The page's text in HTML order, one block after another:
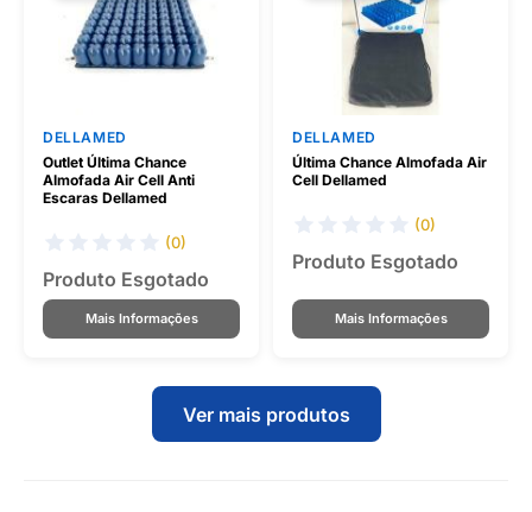
DELLAMED
Outlet Última Chance
Almofada Air Cell Anti
Escaras Dellamed
(0)
Produto Esgotado
Mais Informações
DELLAMED
Última Chance Almofada Air
Cell Dellamed
(0)
Produto Esgotado
Mais Informações
Ver mais produtos